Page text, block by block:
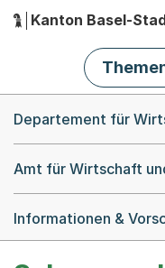
Hauptnavigation
Kanton Basel-
Departement für
Amt für Wirtschaft